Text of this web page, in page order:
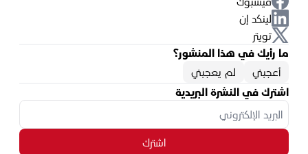
لينكد إن
تويتر
ما رأيك في هذا المنشور؟
أعجبني
لم يعجبني
اشترك في النشرة البريدية
اشترك